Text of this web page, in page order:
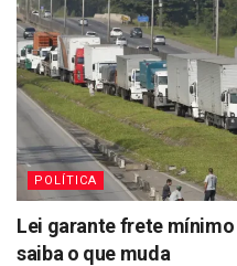
POLÍTICA
Lei garante frete
saiba o que muda